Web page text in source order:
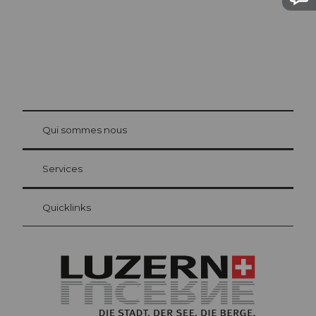
Carte d’hôte Lucerne
Vos avantages en tant qu'hôte pour la nuit
at Bre
Qui sommes nous
Services
Quicklinks